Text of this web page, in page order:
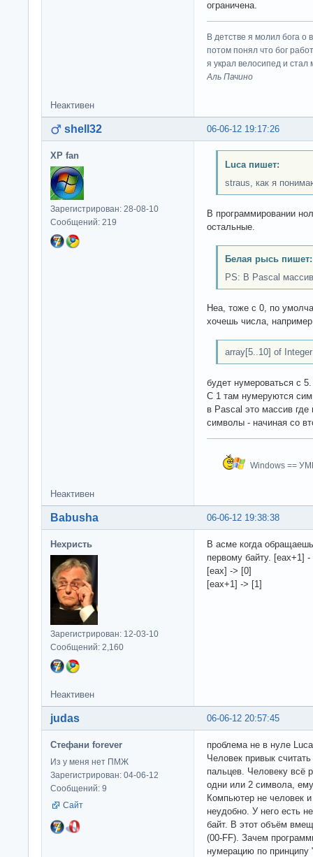
ограничена.
В детстве я молил бога о
потом понял что бог
я украл велосипед и стал
Аль Пачино
Неактивен
06-06-12 19:17:26
shell32
XP fan
Зарегистрирован: 28-08-10
Сообщений: 219
Luca пишет:
straus, как я
В программировании
остальные.
Белая рысь пишет:
PS: В Pascal
Неа, тоже с 0, по
хочешь числа,
array[5..10] of Integer
будет нумероваться с 5.
С 1 там нумеруются
в Pascal это массив
символы - начиная со
Windows ==
Неактивен
06-06-12 19:38:38
Babusha
Нехристь
Зарегистрирован: 12-03-10
Сообщений: 2,160
В асме когда
первому байту. [eax+1]
[eax] -> [0]
[eax+1] -> [1]
Неактивен
06-06-12 20:57:45
judas
Стефани forever
Из у меня нет ПМЖ
Зарегистрирован: 04-06-12
Сообщений: 9
Сайт
проблема не в нуле
Человек привык
пальцев. Человеку всё
одни или 2 символа,
Компьютер не человек
неудобно. У него есть
байт. В этот объём
(00-FF). Зачем
нумерацию по